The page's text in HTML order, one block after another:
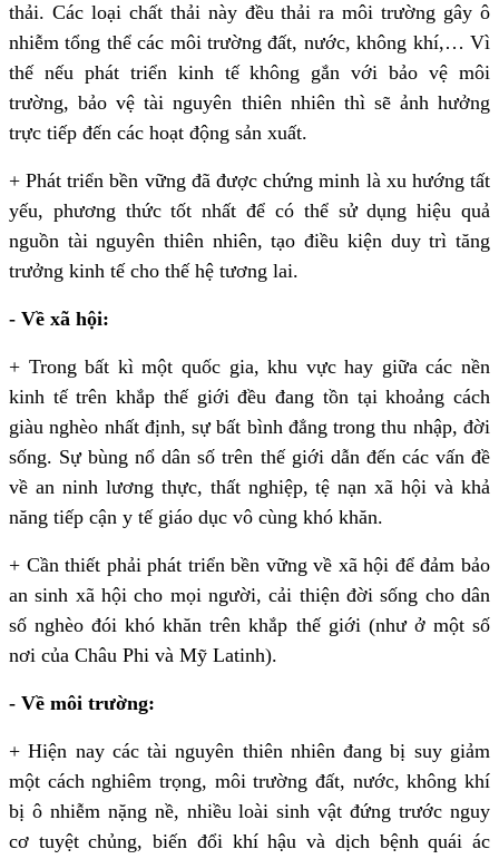
thải. Các loại chất thải này đều thải ra môi trường gây ô
nhiễm tổng thể các môi trường đất, nước, không khí,… Vì
thế nếu phát triển kinh tế không gắn với bảo vệ môi
trường, bảo vệ tài nguyên thiên nhiên thì sẽ ảnh hưởng
trực tiếp đến các hoạt động sản xuất.
+ Phát triển bền vững đã được chứng minh là xu hướng tất
yếu, phương thức tốt nhất để có thể sử dụng hiệu quả
nguồn tài nguyên thiên nhiên, tạo điều kiện duy trì tăng
trưởng kinh tế cho thế hệ tương lai.
- Về xã hội:
+ Trong bất kì một quốc gia, khu vực hay giữa các nền
kinh tế trên khắp thế giới đều đang tồn tại khoảng cách
giàu nghèo nhất định, sự bất bình đẳng trong thu nhập, đời
sống. Sự bùng nổ dân số trên thế giới dẫn đến các vấn đề
về an ninh lương thực, thất nghiệp, tệ nạn xã hội và khả
năng tiếp cận y tế giáo dục vô cùng khó khăn.
+ Cần thiết phải phát triển bền vững về xã hội để đảm bảo
an sinh xã hội cho mọi người, cải thiện đời sống cho dân
số nghèo đói khó khăn trên khắp thế giới (như ở một số
nơi của Châu Phi và Mỹ Latinh).
- Về môi trường:
+ Hiện nay các tài nguyên thiên nhiên đang bị suy giảm
một cách nghiêm trọng, môi trường đất, nước, không khí
bị ô nhiễm nặng nề, nhiều loài sinh vật đứng trước nguy
cơ tuyệt chủng, biến đổi khí hậu và dịch bệnh quái ác